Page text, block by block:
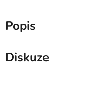
Popis
Diskuze